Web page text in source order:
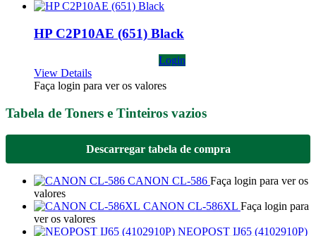
HP C2P10AE (651) Black
Login
View Details
Faça login para ver os valores
Tabela de Toners e Tinteiros vazios
Descarregar tabela de compra
CANON CL-586 Faça login para ver os
valores
CANON CL-586XL Faça login para
ver os valores
NEOPOST IJ65 (4102910P)